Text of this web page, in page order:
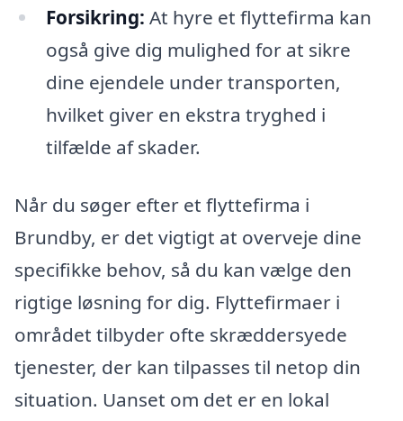
Forsikring: At hyre et flyttefirma kan
også give dig mulighed for at sikre
dine ejendele under transporten,
hvilket giver en ekstra tryghed i
tilfælde af skader.
Når du søger efter et flyttefirma i
Brundby, er det vigtigt at overveje dine
specifikke behov, så du kan vælge den
rigtige løsning for dig. Flyttefirmaer i
området tilbyder ofte skræddersyede
tjenester, der kan tilpasses til netop din
situation. Uanset om det er en lokal